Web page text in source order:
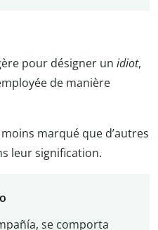
pour désigner un idiot,
de manière
marqué que d’autres
leur signification.
se comporta